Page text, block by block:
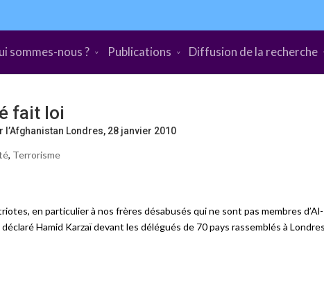
sommes-nous ? Publications Diffusion de la recherche
fait loi
Londres, 28 janvier 2010
, Terrorisme
en particulier à nos frères désabusés qui ne sont pas membres d’Al-
Hamid Karzaï devant les délégués de 70 pays rassemblés à